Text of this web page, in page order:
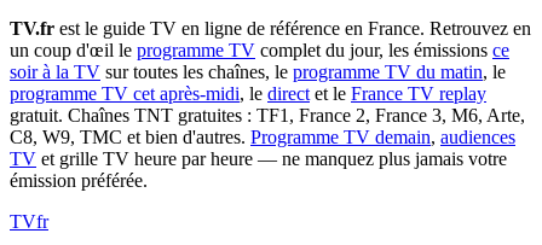
TV.fr est le guide TV en ligne de référence en France. Retrouvez en
un coup d'œil le programme TV complet du jour, les émissions ce
soir à la TV sur toutes les chaînes, le programme TV du matin, le
programme TV cet après-midi, le direct et le France TV replay
gratuit. Chaînes TNT gratuites : TF1, France 2, France 3, M6, Arte,
C8, W9, TMC et bien d'autres. Programme TV demain, audiences
TV et grille TV heure par heure — ne manquez plus jamais votre
émission préférée.
TVfr